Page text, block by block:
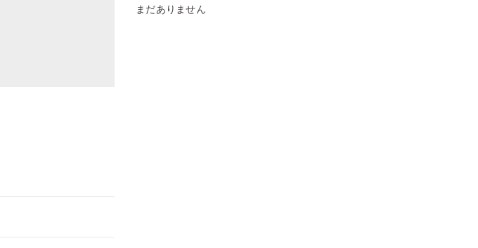
まだありません